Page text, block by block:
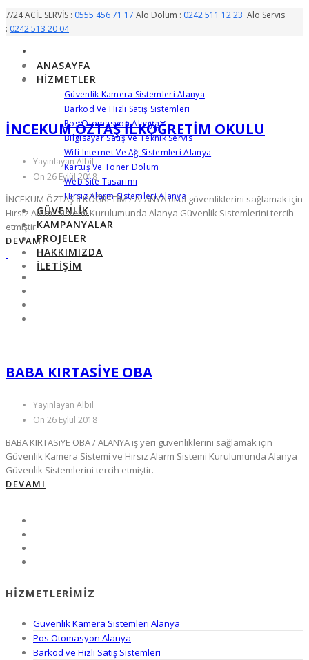
7/24 ACİL SERVİS : 0555 456 71 17 Alo Dolum : 0242 511 12 23 Alo Servis
: 0242 513 20 04
ANASAYFA
HIZMETLER
Güvenlik Kamera Sistemleri Alanya
Barkod Ve Hızlı Satış Sistemleri
Pos Otomasyon Alanya
Bilgisayar Satış Ve Teknik Servis
Wifi Internet Ve Ağ Sistemleri Alanya
Kartuş Ve Toner Dolum
Web Site Tasarımı
Hırsız Alarm Sistemleri Alanya
GÜVENLIK
KAMPANYALAR
PROJELER
HAKKIMIZDA
İLETIŞIM
İNCEKUM ÖZTAŞ İLKÖĞRETİM OKULU
Yayınlayan Albil
On 26 Eylül 2018
İNCEKUM ÖZTAŞ İLKÖĞRETİM / ALANYA okul güvenliklerini sağlamak için
Hırsız Alarm Sistemi Kurulumunda Alanya Güvenlik Sistemlerini tercih
etmiştir.
DEVAMI
BABA KIRTASIYE OBA
Yayınlayan Albil
On 26 Eylül 2018
BABA KIRTASiYE OBA / ALANYA iş yeri güvenliklerini sağlamak için
Güvenlik Kamera Sistemi ve Hırsız Alarm Sistemi Kurulumunda Alanya
Güvenlik Sistemlerini tercih etmiştir.
DEVAMI
HIZMETLERIMIZ
Güvenlik Kamera Sistemleri Alanya
Pos Otomasyon Alanya
Barkod ve Hızlı Satış Sistemleri